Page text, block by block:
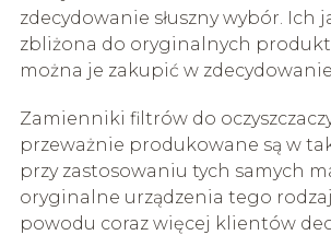
zdecydowanie słuszny wybór. Ich
zbliżona do oryginalnych
można je zakupić w
Zamienniki filtrów do
przeważnie produkowane są w
przy zastosowaniu tych samych
oryginalne urządzenia tego
powodu coraz więcej klientów